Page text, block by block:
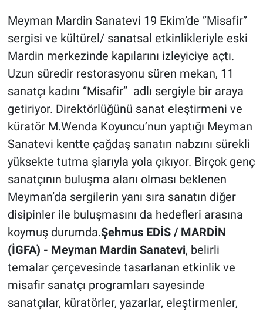
Meyman Mardin Sanatevi 19 Ekim’de ‘’Misafir’’
sergisi ve kültürel/ sanatsal etkinlikleriyle eski
Mardin merkezinde kapılarını izleyiciye açtı.
Uzun süredir restorasyonu süren mekan, 11
sanatçı kadını ‘’Misafir’’ adlı sergiyle bir araya
getiriyor. Direktörlüğünü sanat eleştirmeni ve
küratör M.Wenda Koyuncu’nun yaptığı Meyman
Sanatevi kentte çağdaş sanatın nabzını sürekli
yüksekte tutma şiarıyla yola çıkıyor. Birçok genç
sanatçının buluşma alanı olması beklenen
Meyman’da sergilerin yanı sıra sanatın diğer
disipinler ile buluşmasını da hedefleri arasına
koymuş durumda.Şehmus EDİS / MARDİN
(İGFA) - Meyman Mardin Sanatevi, belirli
temalar çerçevesinde tasarlanan etkinlik ve
misafir sanatçı programları sayesinde
sanatçılar, küratörler, yazarlar, eleştirmenler,